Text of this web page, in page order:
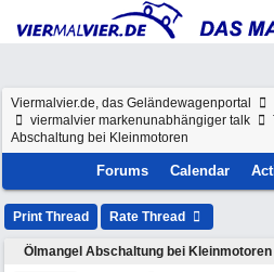
Viermalvier.de, das Geländewagenportal
viermalvier markenunabhängiger talk
Abschaltung bei Kleinmotoren
Forums Calendar
Print Thread Rate Thread
Ölmangel Abschaltung bei Kleinmotoren